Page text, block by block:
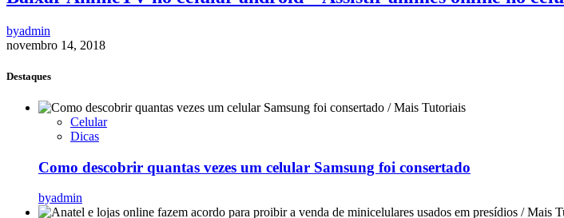
byadmin
novembro 14, 2018
Destaques
Celular
Dicas
Como descobrir quantas vezes um celular Samsung foi consertado
byadmin